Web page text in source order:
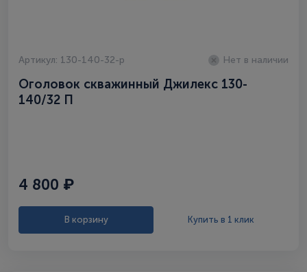
Артикул: 130-140-32-p Нет в наличии
Оголовок скважинный Джилекс 130-
140/32 П
4 800 ₽
В корзину Купить в 1 клик